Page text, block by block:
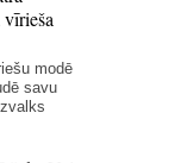
modē
savu